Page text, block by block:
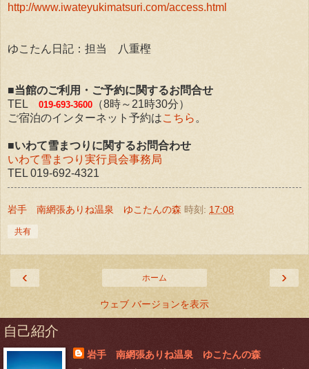
http://www.iwateyukimatsuri.com/access.html
ゆこたん日記：担当 八重樫
■当館のご利用・ご予約に関するお問合せ
TEL 019-693-3600 （8時～21時30分）
ご宿泊のインターネット予約はこちら 。
■いわて雪まつりに関するお問合わせ
いわて雪まつり実行員会事務局
TEL 019-692-4321
岩手 南網張ありね温泉 ゆこたんの森 時刻: 17:08
共有
‹ ›
ホーム
ウェブ バージョンを表示
自己紹介
岩手 南網張ありね温泉 ゆこたんの森